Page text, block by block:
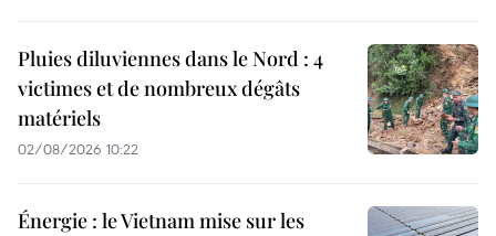
Pluies diluviennes dans le Nord : 4
victimes et de nombreux dégâts
matériels
02/08/2026 10:22
Énergie : le Vietnam mise sur les